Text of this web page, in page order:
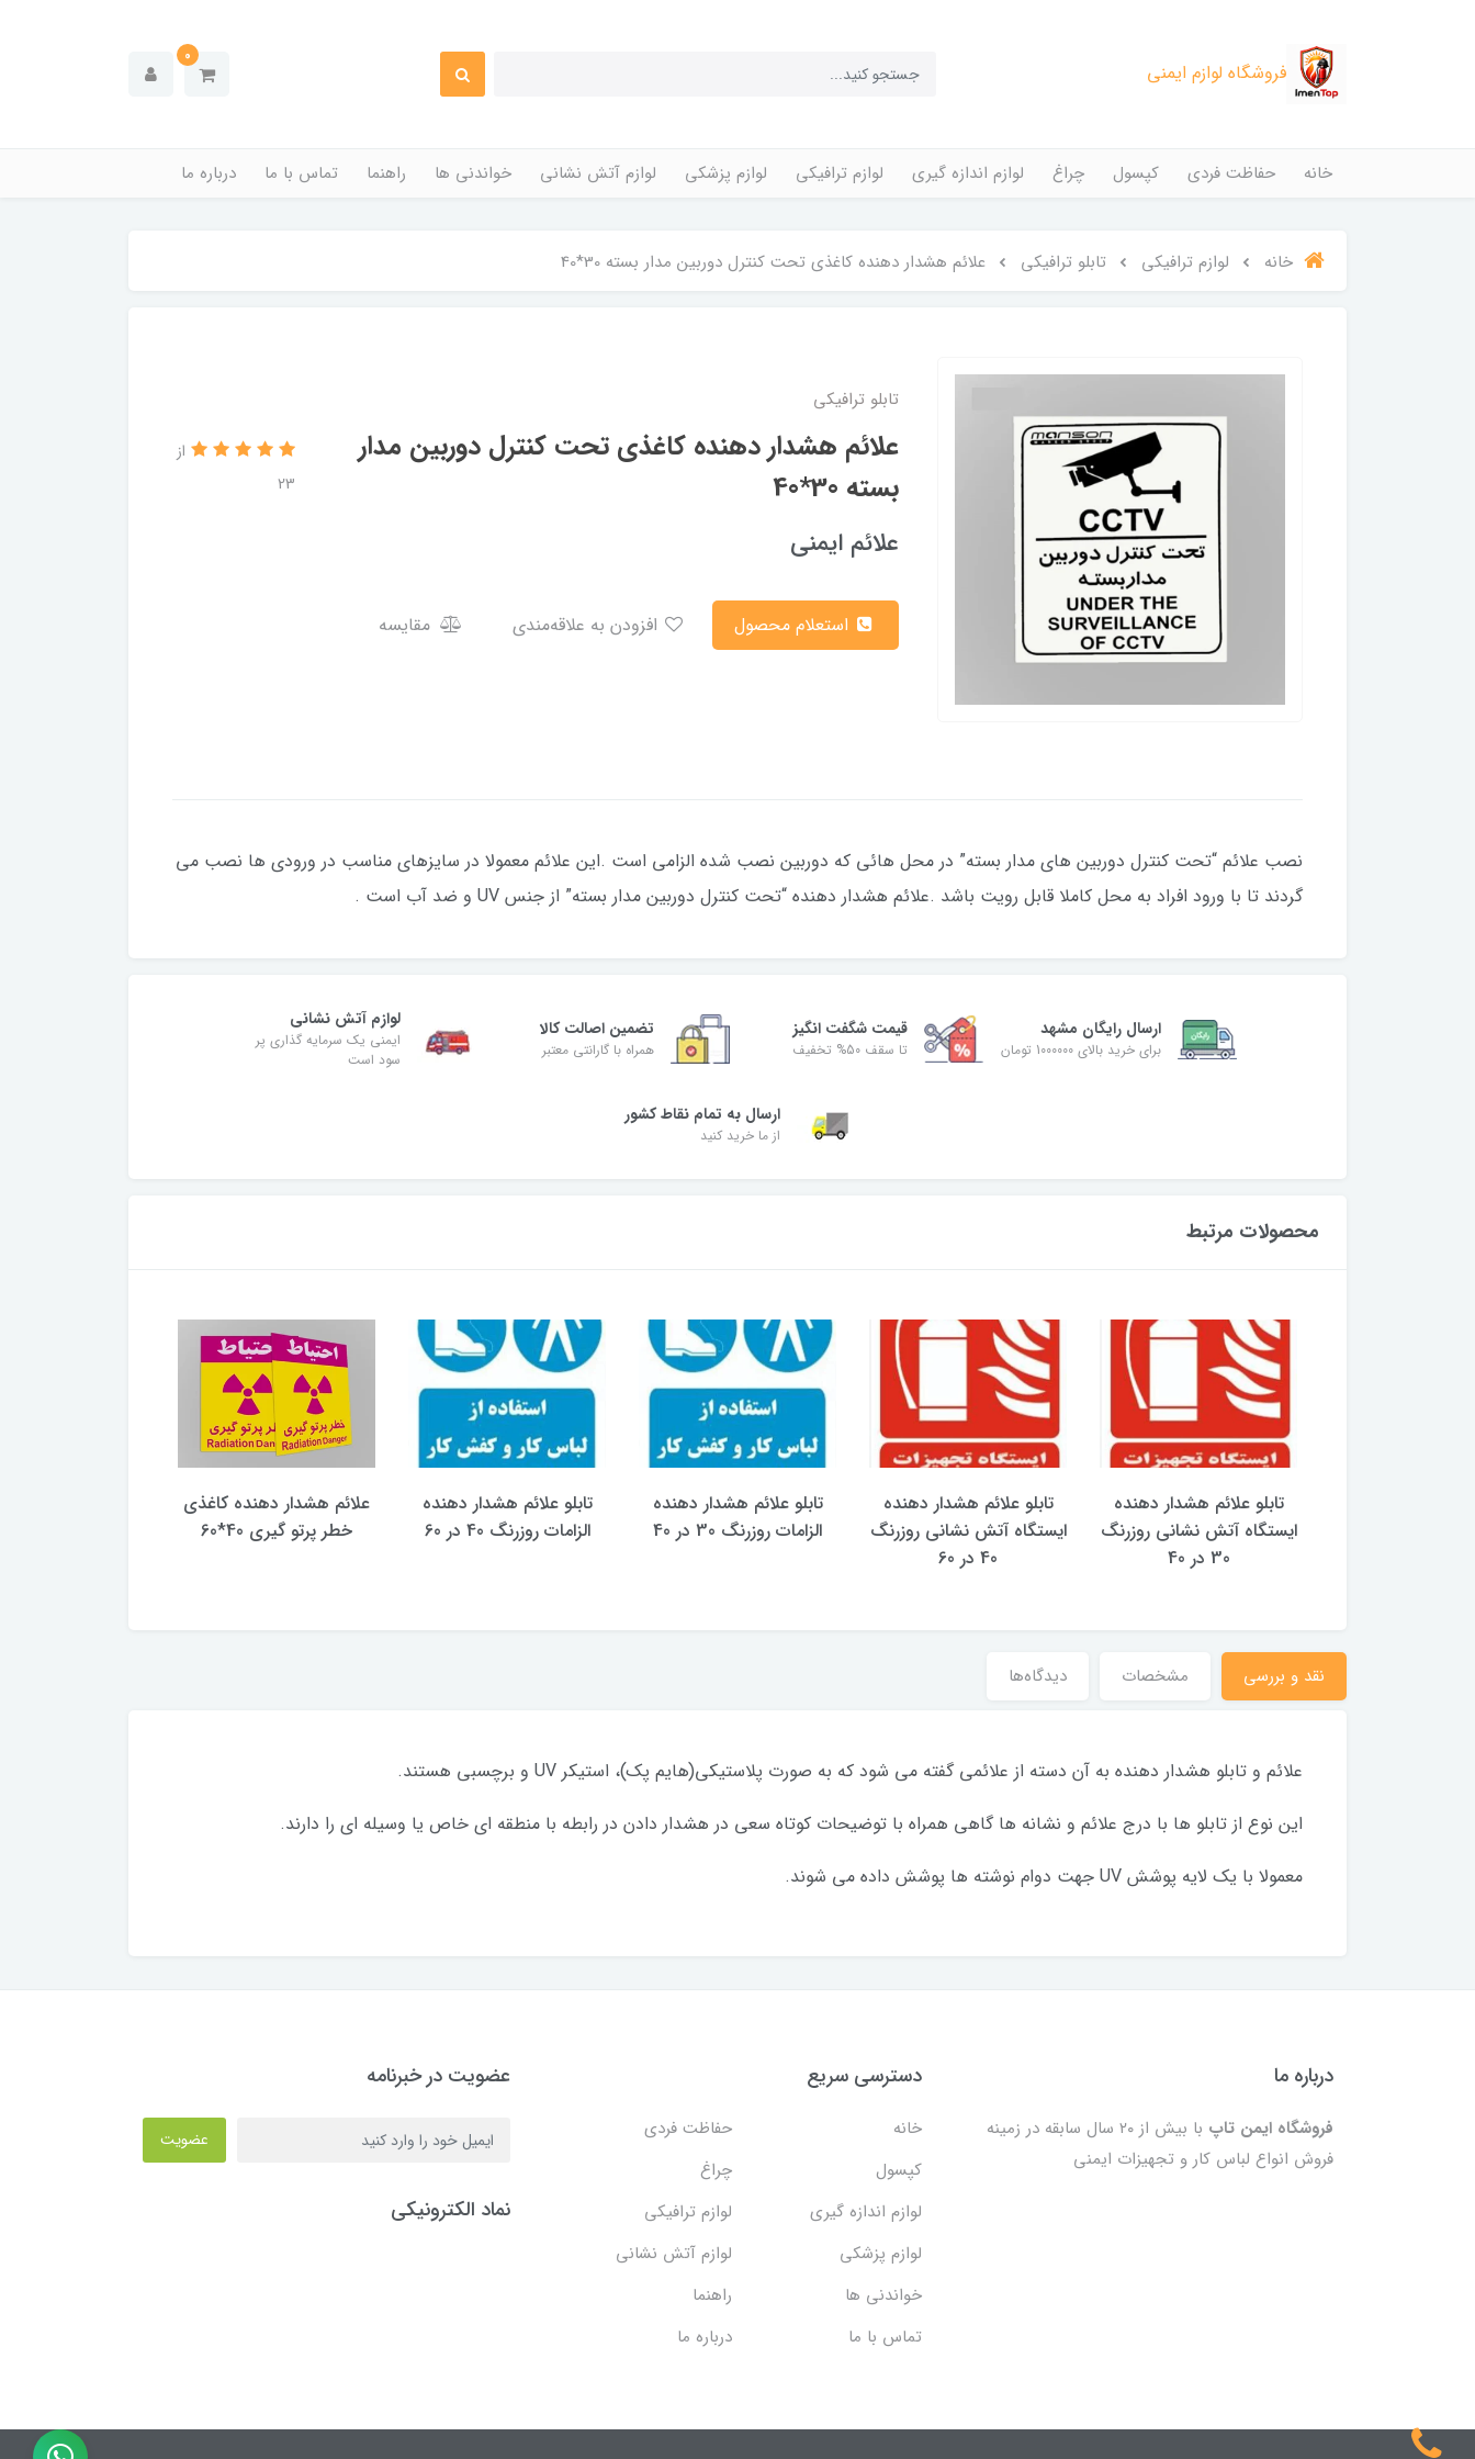
فروشگاه لوازم ایمنی
0
خانه حفاظت فردی کپسول چراغ لوازم اندازه گیری لوازم ترافیکی لوازم پزشکی لوازم آتش نشانی خواندنی ها راهنما تماس با ما درباره ما
خانه لوازم ترافیکی تابلو ترافیکی علائم هشدار دهنده کاغذی تحت کنترل دوربین مدار بسته 30*40
تابلو ترافیکی
علائم هشدار دهنده کاغذی تحت کنترل دوربین مدار
بسته 30*40
از
23
علائم ایمنی
مقایسه
نصب علائم “تحت کنترل دوربین های مدار بسته” در محل هائی که دوربین نصب شده الزامی است .این علائم معمولا در سایزهای مناسب در ورودی ها نصب می
گردند تا با ورود افراد به محل کاملا قابل رویت باشد .علائم هشدار دهنده “تحت کنترل دوربین مدار بسته” از جنس UV و ضد آب است .
ارسال رایگان مشهد
برای خرید بالای 1000000 تومان
قیمت شگفت‌ انگیز
تا سقف 50% تخفیف
تضمین اصالت کالا
همراه با گارانتی معتبر
لوازم آتش نشانی
ایمنی یک سرمایه گذاری پر
سود است
ارسال به تمام نقاط کشور
از ما خرید کنید
محصولات مرتبط
تابلو علائم هشدار دهنده
ایستگاه آتش نشانی روزرنگ
30 در 40
تابلو علائم هشدار دهنده
ایستگاه آتش نشانی روزرنگ
40 در 60
تابلو علائم هشدار دهنده
الزامات روزرنگ 30 در 40
تابلو علائم هشدار دهنده
الزامات روزرنگ 40 در 60
علائم هشدار دهنده کاغذی
خطر پرتو گیری 40*60
نقد و بررسی مشخصات دیدگاه‌ها
علائم و تابلو هشدار دهنده به آن دسته از علائمی گفته می شود که به صورت پلاستیکی(هایم پک)، استیکر UV و برچسبی هستند.
این نوع از تابلو ها با درج علائم و نشانه ها گاهی همراه با توضیحات کوتاه سعی در هشدار دادن در رابطه با منطقه ای خاص یا وسیله ای را دارند.
معمولا با یک لایه پوشش UV جهت دوام نوشته ها پوشش داده می شوند.
درباره ما
فروشگاه ایمن تاپ
با بیش از ۲۰ سال سابقه در زمینه
فروش انواع لباس کار و تجهیزات ایمنی
دسترسی سریع
خانه
حفاظت فردی
کپسول
چراغ
لوازم اندازه گیری
لوازم ترافیکی
لوازم پزشکی
لوازم آتش نشانی
خواندنی ها
راهنما
تماس با ما
درباره ما
عضویت در خبرنامه
عضویت
نماد الکترونیکی